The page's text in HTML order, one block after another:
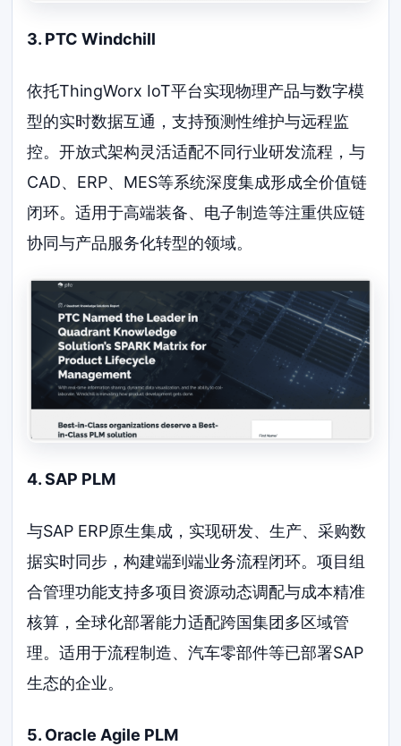
3. PTC Windchill
依托ThingWorx IoT平台实现物理产品与数字模
型的实时数据互通，支持预测性维护与远程监
控。开放式架构灵活适配不同行业研发流程，与
CAD、ERP、MES等系统深度集成形成全价值链
闭环。适用于高端装备、电子制造等注重供应链
协同与产品服务化转型的领域。
4. SAP PLM
与SAP ERP原生集成，实现研发、生产、采购数
据实时同步，构建端到端业务流程闭环。项目组
合管理功能支持多项目资源动态调配与成本精准
核算，全球化部署能力适配跨国集团多区域管
理。适用于流程制造、汽车零部件等已部署SAP
生态的企业。
5. Oracle Agile PLM